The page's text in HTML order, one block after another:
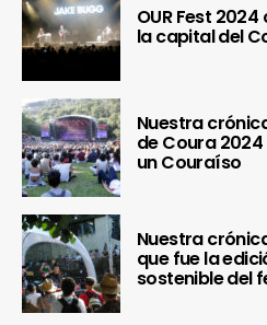
OUR Fest
la capital del
Nuestra
de Coura
un Couraíso
Nuestra
que fue la
sostenible del